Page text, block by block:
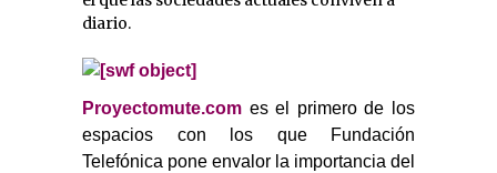
diario.
Proyectomute.com es el primero de los
espacios con los que Fundación
Telefónica pone envalor la importancia del